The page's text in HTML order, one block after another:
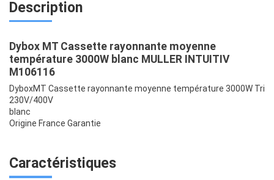
Description
Dybox MT Cassette rayonnante moyenne
température 3000W blanc MULLER INTUITIV
M106116
DyboxMT Cassette rayonnante moyenne température 3000W Tri
230V/400V
blanc
Origine France Garantie
Caractéristiques